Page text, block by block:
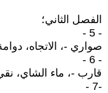
الفصل الثاني؛
- 5 -
صواري -، الاتجاه،
- 6 -
قارب -، ماء الشاي،
-7 -